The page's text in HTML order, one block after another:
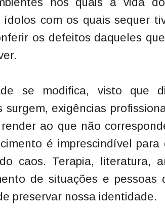
ídolos com os quais sequer
os defeitos daqueles
se modifica, visto que
surgem, exigências
ao que não
é imprescindível
caos. Terapia, literatura,
de situações e pessoas
preservar nossa identidade.